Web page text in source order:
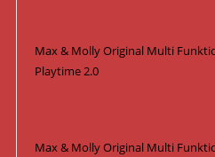
Max & Molly Original Multi
Playtime 2.0
Max & Molly Original Multi